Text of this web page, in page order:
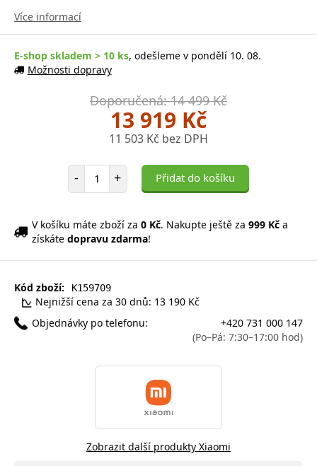
Více informací
E-shop skladem > 10 ks, odešleme v pondělí 10. 08.
Možnosti dopravy
Doporučená: 14 499 Kč
13 919 Kč
11 503 Kč bez DPH
- Počet položek
+ Přidat do košíku
V košíku máte zboží za 0 Kč. Nakupte ještě za 999 Kč a
získáte dopravu zdarma!
Kód zboží: K159709
Nejnižší cena za 30 dnů: 13 190 Kč
Objednávky po telefonu:
+420 731 000 147
(Po–Pá: 7:30–17:00 hod)
Zobrazit další produkty Xiaomi